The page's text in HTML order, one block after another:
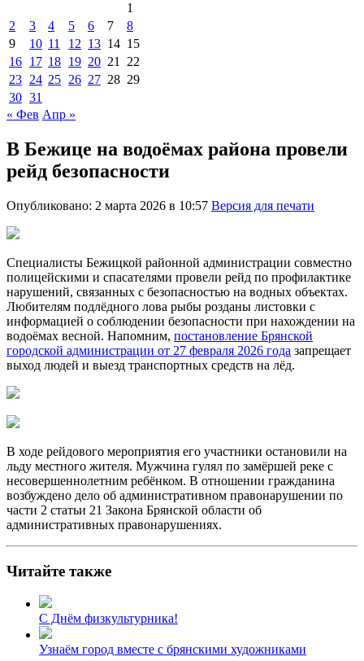
1
2
3 4 5 6 7
8
9
10 11 12 13 14 15
16 17 18 19 20 21
22
23 24 25 26 27 28 29
30 31
« Фев Апр »
В Бежице на водоёмах района провели
рейд безопасности
Опубликовано: 2 марта 2026 в 10:57 Версия для печати
Специалисты Бежицкой районной администрации совместно
полицейскими и спасателями провели рейд по профилактике
нарушений, связанных с безопасностью на водных объектах.
Любителям подлёдного лова рыбы розданы листовки с
информацией о соблюдении безопасности при нахождении на
водоёмах весной. Напомним, постановление Брянской
городской администрации от 27 февраля 2026 года запрещает
выход людей и выезд транспортных средств на лёд.
В ходе рейдового мероприятия его участники остановили на
льду местного жителя. Мужчина гулял по замёршей реке с
несовершеннолетним ребёнком. В отношении гражданина
возбуждено дело об административном правонарушении по
части 2 статьи 21 Закона Брянской области об
административных правонарушениях.
Читайте также
С Днём физкультурника!
Узнаём город вместе с брянскими художниками